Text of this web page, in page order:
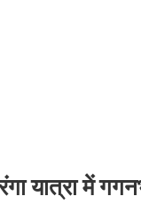
यात्रा में